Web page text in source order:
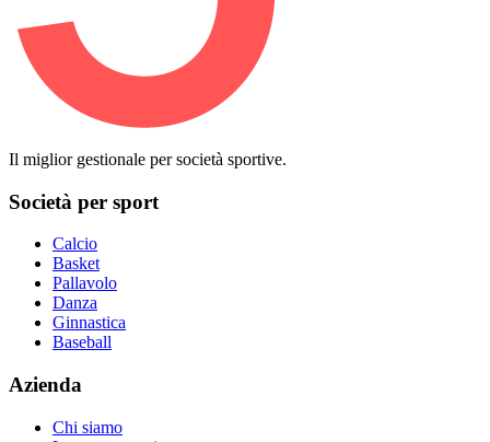
Il miglior gestionale per società sportive.
Società per sport
Calcio
Basket
Pallavolo
Danza
Ginnastica
Baseball
Azienda
Chi siamo